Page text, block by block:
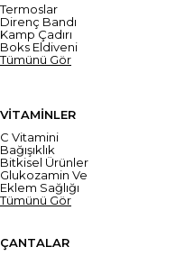
Termoslar
Direnç Bandı
Kamp Çadırı
Boks Eldiveni
Tümünü Gör
VİTAMİNLER
C Vitamini
Bağışıklık
Bitkisel Ürünler
Glukozamin Ve
Eklem Sağlığı
Tümünü Gör
ÇANTALAR